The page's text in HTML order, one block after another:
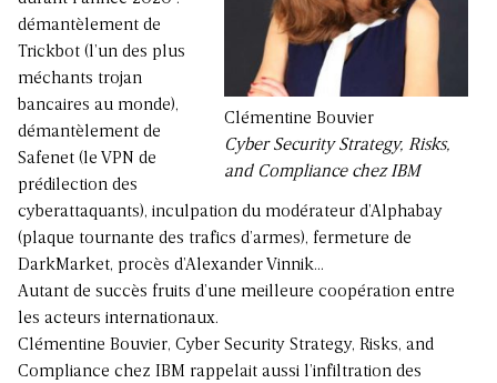
Clémentine Bouvier
Cyber Security Strategy, Risks,
and Compliance chez IBM
démantèlement de
Trickbot (l’un des plus
méchants trojan
bancaires au monde),
démantèlement de
Safenet (le VPN de
prédilection des
cyberattaquants), inculpation du modérateur d’Alphabay
(plaque tournante des trafics d’armes), fermeture de
DarkMarket, procès d’Alexander Vinnik…
Autant de succès fruits d’une meilleure coopération entre
les acteurs internationaux.
Clémentine Bouvier, Cyber Security Strategy, Risks, and
Compliance chez IBM rappelait aussi l’infiltration des